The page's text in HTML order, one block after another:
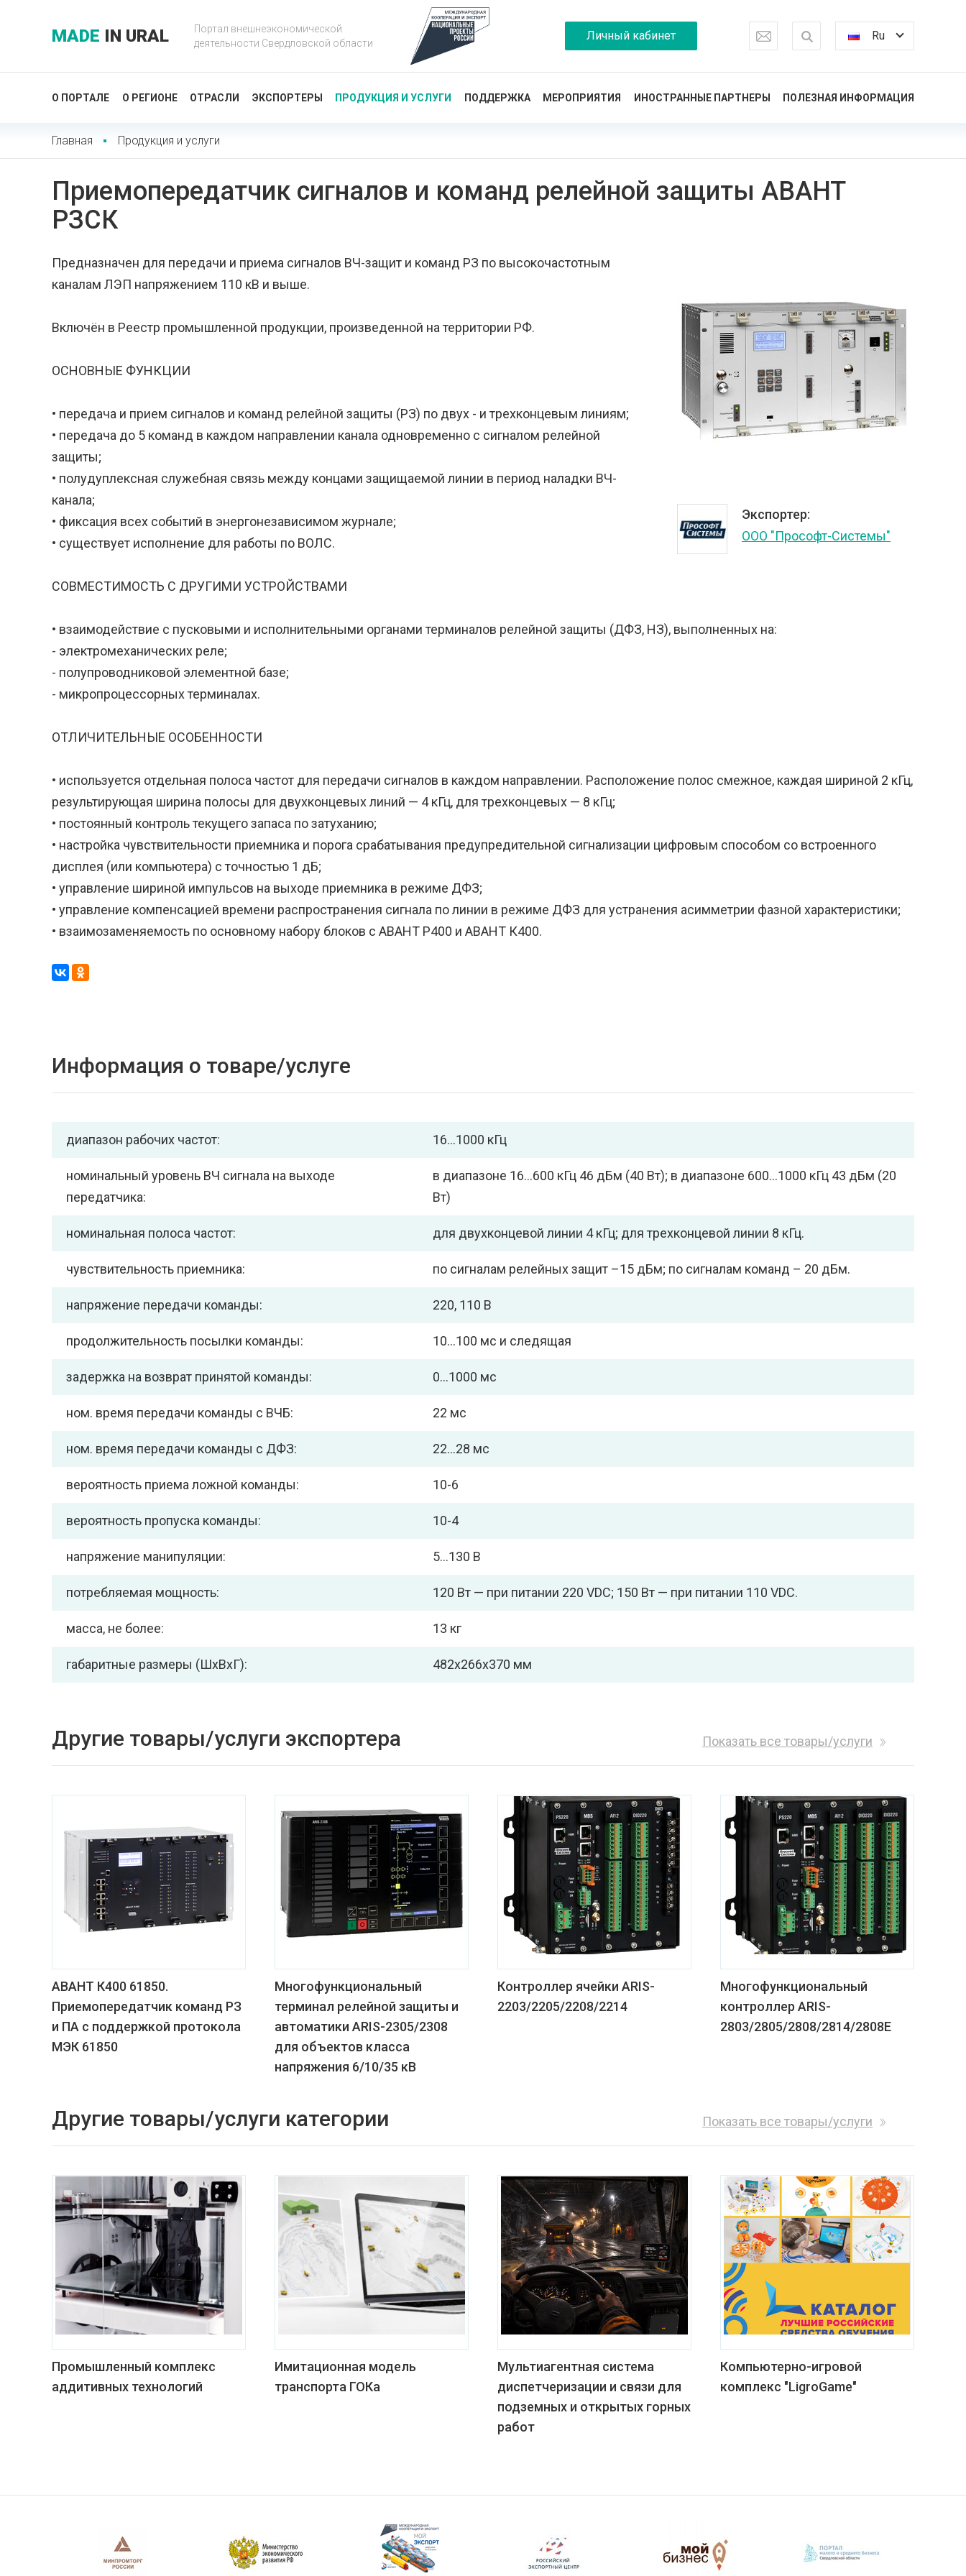
MADE IN URAL
Портал внешнеэкономической
деятельности Свердловской области
Личный кабинет Ru
О ПОРТАЛЕ О РЕГИОНЕ ОТРАСЛИ ЭКСПОРТЕРЫ ПРОДУКЦИЯ И УСЛУГИ ПОДДЕРЖКА МЕРОПРИЯТИЯ ИНОСТРАННЫЕ ПАРТНЕРЫ ПОЛЕЗНАЯ ИНФОРМАЦИЯ
Главная Продукция и услуги
Приемопередатчик сигналов и команд релейной защиты АВАНТ
РЗСК
Экспортер:
ООО "Прософт-Системы"
Предназначен для передачи и приема сигналов ВЧ-защит и команд РЗ по высокочастотным
каналам ЛЭП напряжением 110 кВ и выше.
Включён в Реестр промышленной продукции, произведенной на территории РФ.
ОСНОВНЫЕ ФУНКЦИИ
• передача и прием сигналов и команд релейной защиты (РЗ) по двух - и трехконцевым линиям;
• передача до 5 команд в каждом направлении канала одновременно с сигналом релейной
защиты;
• полудуплексная служебная связь между концами защищаемой линии в период наладки ВЧ-
канала;
• фиксация всех событий в энергонезависимом журнале;
• существует исполнение для работы по ВОЛС.
СОВМЕСТИМОСТЬ С ДРУГИМИ УСТРОЙСТВАМИ
• взаимодействие с пусковыми и исполнительными органами терминалов релейной защиты (ДФЗ, НЗ), выполненных на:
- электромеханических реле;
- полупроводниковой элементной базе;
- микропроцессорных терминалах.
ОТЛИЧИТЕЛЬНЫЕ ОСОБЕННОСТИ
• используется отдельная полоса частот для передачи сигналов в каждом направлении. Расположение полос смежное, каждая шириной 2 кГц,
результирующая ширина полосы для двухконцевых линий — 4 кГц, для трехконцевых — 8 кГц;
• постоянный контроль текущего запаса по затуханию;
• настройка чувствительности приемника и порога срабатывания предупредительной сигнализации цифровым способом со встроенного
дисплея (или компьютера) с точностью 1 дБ;
• управление шириной импульсов на выходе приемника в режиме ДФЗ;
• управление компенсацией времени распространения сигнала по линии в режиме ДФЗ для устранения асимметрии фазной характеристики;
• взаимозаменяемость по основному набору блоков с АВАНТ Р400 и АВАНТ К400.
Информация о товаре/услуге
диапазон рабочих частот: 16…1000 кГц
номинальный уровень ВЧ сигнала на выходе
передатчика:
в диапазоне 16…600 кГц 46 дБм (40 Вт); в диапазоне 600…1000 кГц 43 дБм (20
Вт)
номинальная полоса частот: для двухконцевой линии 4 кГц; для трехконцевой линии 8 кГц.
чувствительность приемника: по сигналам релейных защит –15 дБм; по сигналам команд – 20 дБм.
напряжение передачи команды: 220, 110 В
продолжительность посылки команды: 10…100 мс и следящая
задержка на возврат принятой команды: 0…1000 мс
ном. время передачи команды с ВЧБ: 22 мс
ном. время передачи команды с ДФЗ: 22…28 мс
вероятность приема ложной команды: 10-6
вероятность пропуска команды: 10-4
напряжение манипуляции: 5…130 В
потребляемая мощность: 120 Вт — при питании 220 VDC; 150 Вт — при питании 110 VDC.
масса, не более: 13 кг
габаритные размеры (ШхВхГ): 482х266х370 мм
Другие товары/услуги экспортера Показать все товары/услуги
АВАНТ К400 61850.
Приемопередатчик команд РЗ
и ПА с поддержкой протокола
МЭК 61850
Многофункциональный
терминал релейной защиты и
автоматики ARIS-2305/2308
для объектов класса
напряжения 6/10/35 кВ
Контроллер ячейки ARIS-
2203/2205/2208/2214
Многофункциональный
контроллер ARIS-
2803/2805/2808/2814/2808Е
Другие товары/услуги категории Показать все товары/услуги
Промышленный комплекс
аддитивных технологий
Имитационная модель
транспорта ГОКа
Мультиагентная система
диспетчеризации и связи для
подземных и открытых горных
работ
Компьютерно-игровой
комплекс "LigroGame"